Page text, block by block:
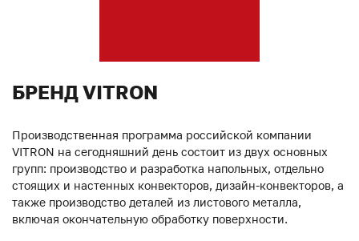
БРЕНД VITRON
Производственная программа российской компании
VITRON на сегодняшний день состоит из двух основных
групп: производство и разработка напольных, отдельно
стоящих и настенных конвекторов, дизайн-конвекторов, а
также производство деталей из листового металла,
включая окончательную обработку поверхности.